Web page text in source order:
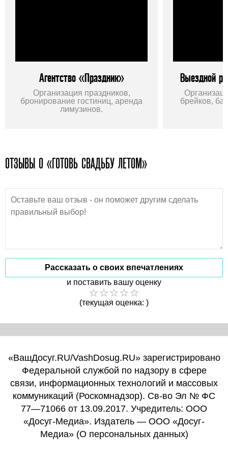
Агентство «Праздник»
Организация праздников,
бронирование гостиниц, аренда
лимузинов.
Выездной
брейков,
ОТЗЫВЫ О «ГОТОВЬ СВАДЬБУ ЛЕТОМ»
Рассказать о своих впечатлениях
и поставить вашу оценку
(текущая оценка: )
«ВашДосуг.RU/VashDosug.RU» зарегистрировано
Федеральной службой по надзору в сфере
связи, информационных технологий и массовых
коммуникаций (Роскомнадзор). Св-во Эл № ФС
77—71066 от 13.09.2017. Учредитель: ООО
«Досуг-Медиа». Издатель — ООО «Досуг-
Медиа» (О персональных данных)